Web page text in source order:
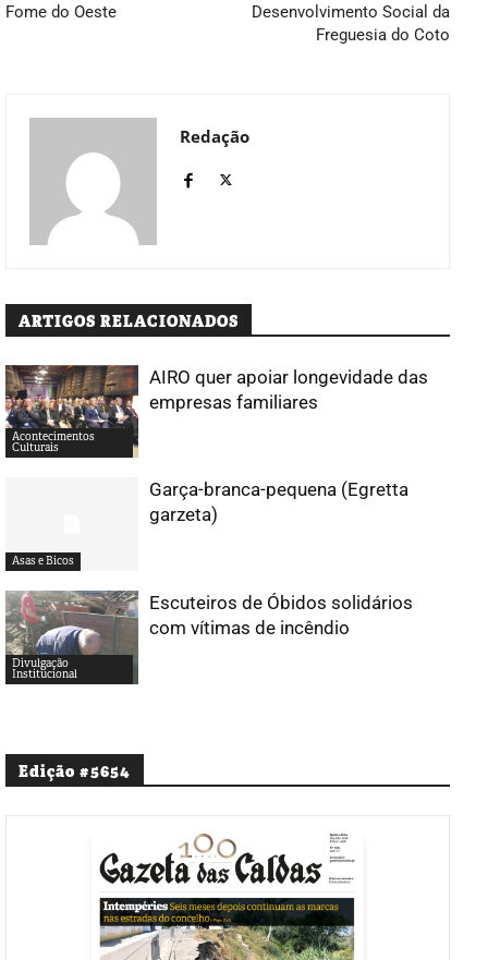
Fome do Oeste
Desenvolvimento Social da
Freguesia do Coto
Redação
ARTIGOS RELACIONADOS
Acontecimentos
Culturais
AIRO quer apoiar longevidade das
empresas familiares
Asas e Bicos
Garça-branca-pequena (Egretta
garzeta)
Divulgação
Institucional
Escuteiros de Óbidos solidários
com vítimas de incêndio
Edição #5654